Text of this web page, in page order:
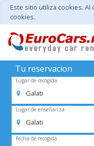
Este sitio utiliza cookies.
cookies.
Tu reservacion
Lugar de recogida
Galati
Lugar de enseñanza
Galati
Fecha de recogida